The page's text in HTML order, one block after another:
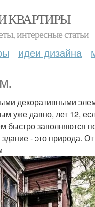
КВАРТИРЫ
интересные статьи
идеи дизайна
декоративными
уже давно, лет 12,
быстро заполняются
- это природа.